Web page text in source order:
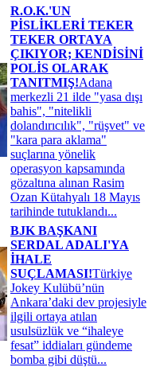
R.O.K.'UN
PİSLİKLERİ TEKER
TEKER ORTAYA
ÇIKIYOR; KENDİSİNİ
POLİS OLARAK
TANITMIŞ!Adana
merkezli 21 ilde "yasa dışı
bahis", "nitelikli
dolandırıcılık", "rüşvet" ve
"kara para aklama"
suçlarına yönelik
operasyon kapsamında
gözaltına alınan Rasim
Ozan Kütahyalı 18 Mayıs
tarihinde tutuklandı...
BJK BAŞKANI
SERDAL ADALI'YA
İHALE
SUÇLAMASI!Türkiye
Jokey Kulübü’nün
Ankara’daki dev projesiyle
ilgili ortaya atılan
usulsüzlük ve “ihaleye
fesat” iddiaları gündeme
bomba gibi düştü...